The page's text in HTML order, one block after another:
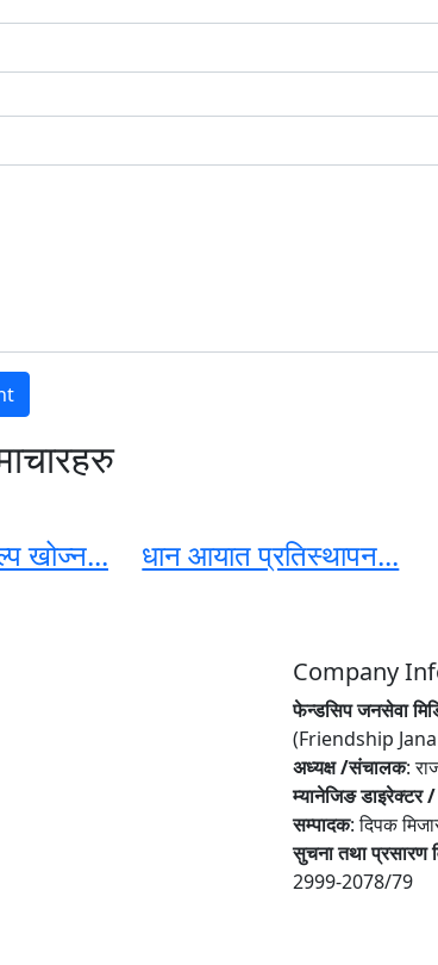
खोज्न... धान आयात प्रतिस्थापन...
Company
फेन्डसिप जनसेवा
(Friendship
अध्यक्ष /संचालक:
म्यानेजिङ
सम्पादक: दिपक
सुचना तथा प्रसारण
2999-2078/79